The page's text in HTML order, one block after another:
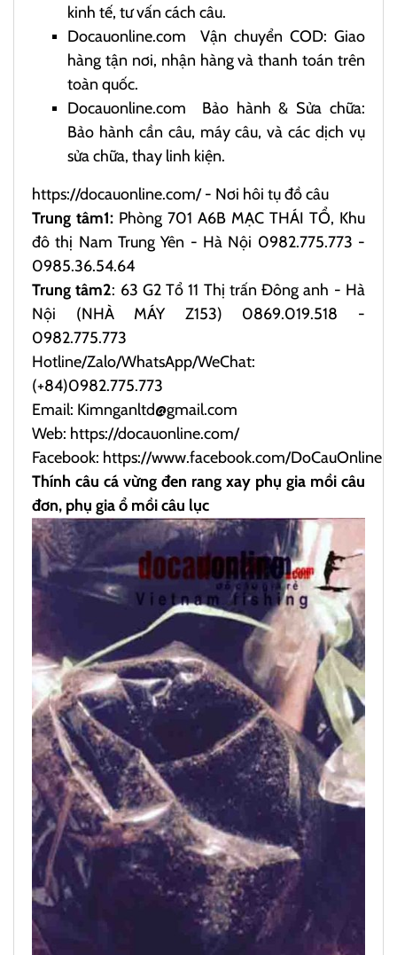
kinh tế, tư vấn cách câu.
Docauonline.com Vận chuyển COD: Giao
hàng tận nơi, nhận hàng và thanh toán trên
toàn quốc.
Docauonline.com Bảo hành & Sửa chữa:
Bảo hành cần câu, máy câu, và các dịch vụ
sửa chữa, thay linh kiện.
https://docauonline.com/- Nơi hôi tụ đồ câu
Trung tâm1: Phòng 701 A6B MẠC THÁI TỔ, Khu
đô thị Nam Trung Yên - Hà Nội 0982.775.773 -
0985.36.54.64
Trung tâm2: 63 G2 Tổ 11 Thị trấn Đông anh - Hà
Nội (NHÀ MÁY Z153) 0869.019.518 -
0982.775.773
Hotline/Zalo/WhatsApp/WeChat:
(+84)0982.775.773
Email: Kimnganltd@gmail.com
Web: https://docauonline.com/
Facebook: https://www.facebook.com/DoCauOnline
Thính câu cá vừng đen rang xay phụ gia mồi câu
đơn, phụ gia ổ mồi câu lục